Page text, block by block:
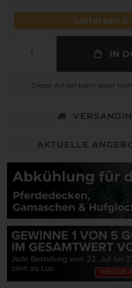
Lieferzeit
IN
Dieser Artikel kann leider
AKTUELLE